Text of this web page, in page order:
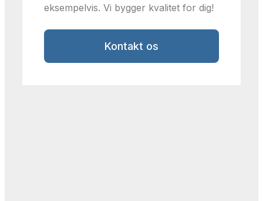
eksempelvis. Vi bygger kvalitet for dig!
Kontakt os